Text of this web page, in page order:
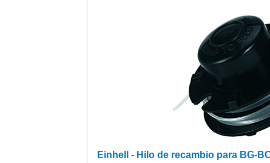
Einhell - Hilo de recambio para BG-